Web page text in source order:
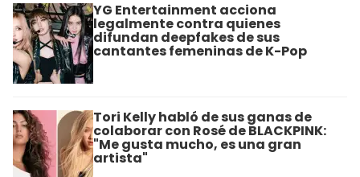
YG Entertainment acciona
legalmente contra quienes
difundan deepfakes de sus
cantantes femeninas de K-Pop
Tori Kelly habló de sus ganas de
colaborar con Rosé de BLACKPINK:
"Me gusta mucho, es una gran
artista"